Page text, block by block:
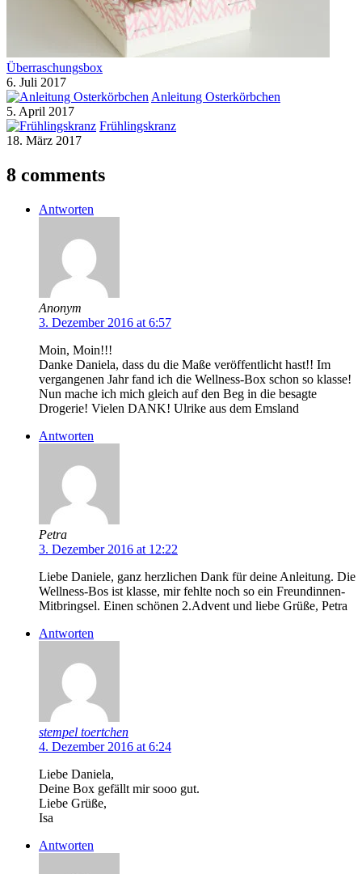
Überraschungsbox
6. Juli 2017
Anleitung Osterkörbchen
5. April 2017
Frühlingskranz
18. März 2017
8 comments
Antworten
Anonym
3. Dezember 2016 at 6:57
Moin, Moin!!!
Danke Daniela, dass du die Maße veröffentlicht hast!! Im
vergangenen Jahr fand ich die Wellness-Box schon so klasse!
Nun mache ich mich gleich auf den Beg in die besagte
Drogerie! Vielen DANK! Ulrike aus dem Emsland
Antworten
Petra
3. Dezember 2016 at 12:22
Liebe Daniele, ganz herzlichen Dank für deine Anleitung. Die
Wellness-Bos ist klasse, mir fehlte noch so ein Freundinnen-
Mitbringsel. Einen schönen 2.Advent und liebe Grüße, Petra
Antworten
stempel toertchen
4. Dezember 2016 at 6:24
Liebe Daniela,
Deine Box gefällt mir sooo gut.
Liebe Grüße,
Isa
Antworten